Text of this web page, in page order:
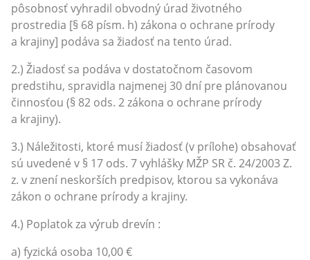
pôsobnosť vyhradil obvodný úrad životného
prostredia [§ 68 písm. h) zákona o ochrane prírody
a krajiny] podáva sa žiadosť na tento úrad.
2.) Žiadosť sa podáva v dostatočnom časovom
predstihu, spravidla najmenej 30 dní pre plánovanou
činnosťou (§ 82 ods. 2 zákona o ochrane prírody
a krajiny).
3.) Náležitosti, ktoré musí žiadosť (v prílohe) obsahovať
sú uvedené v § 17 ods. 7 vyhlášky MŽP SR č. 24/2003 Z.
z. v znení neskorších predpisov, ktorou sa vykonáva
zákon o ochrane prírody a krajiny.
4.) Poplatok za výrub drevín :
a) fyzická osoba 10,00 €